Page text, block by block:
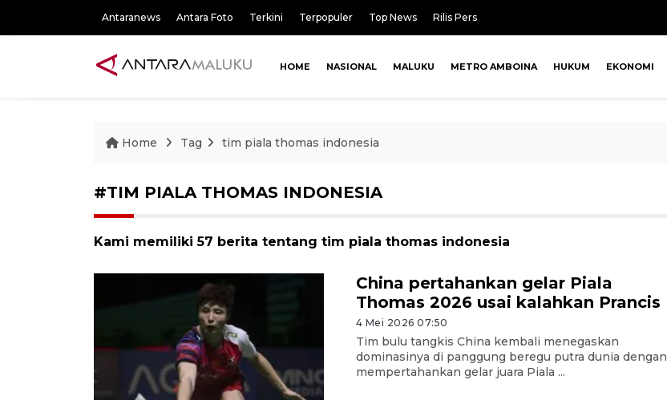
Antaranews Antara Foto Terkini Terpopuler Top News Rilis Pers
HOME NASIONAL MALUKU METRO AMBOINA HUKUM EKONOMI
Home Tag tim piala thomas indonesia
#TIM PIALA THOMAS INDONESIA
Kami memiliki 57 berita tentang tim piala thomas indonesia
China pertahankan gelar Piala
Thomas 2026 usai kalahkan Prancis
4 Mei 2026 07:50
Tim bulu tangkis China kembali menegaskan
dominasinya di panggung beregu putra dunia dengan
mempertahankan gelar juara Piala ...